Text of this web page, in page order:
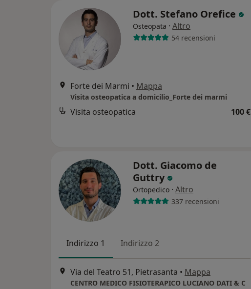
Dott. Stefano Orefice
Osteopata · Altro
54 recensioni
Forte dei Marmi • Mappa
Visita osteopatica a domicilio_Forte dei marmi
Visita osteopatica 100 €
Dott. Giacomo de
Guttry
Ortopedico · Altro
337 recensioni
Indirizzo 1 Indirizzo 2
Via del Teatro 51, Pietrasanta • Mappa
CENTRO MEDICO FISIOTERAPICO LUCIANO DATI & C